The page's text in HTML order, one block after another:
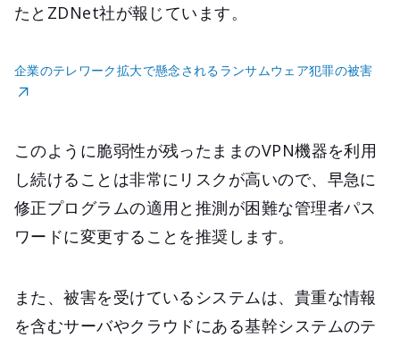
たとZDNet社が報じています。
企業のテレワーク拡大で懸念されるランサムウェア犯罪の被害
このように脆弱性が残ったままのVPN機器を利用
し続けることは非常にリスクが高いので、早急に
修正プログラムの適用と推測が困難な管理者パス
ワードに変更することを推奨します。
また、被害を受けているシステムは、貴重な情報
を含むサーバやクラウドにある基幹システムのテ